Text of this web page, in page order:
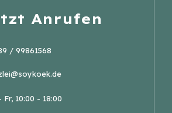
Anrufen
/ 99861568
Fr, 10:00 - 18:00